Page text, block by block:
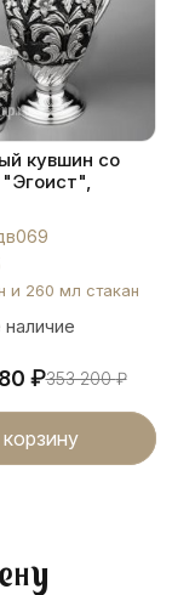
кувшин со
и 260 мл стакан
₽353 200₽